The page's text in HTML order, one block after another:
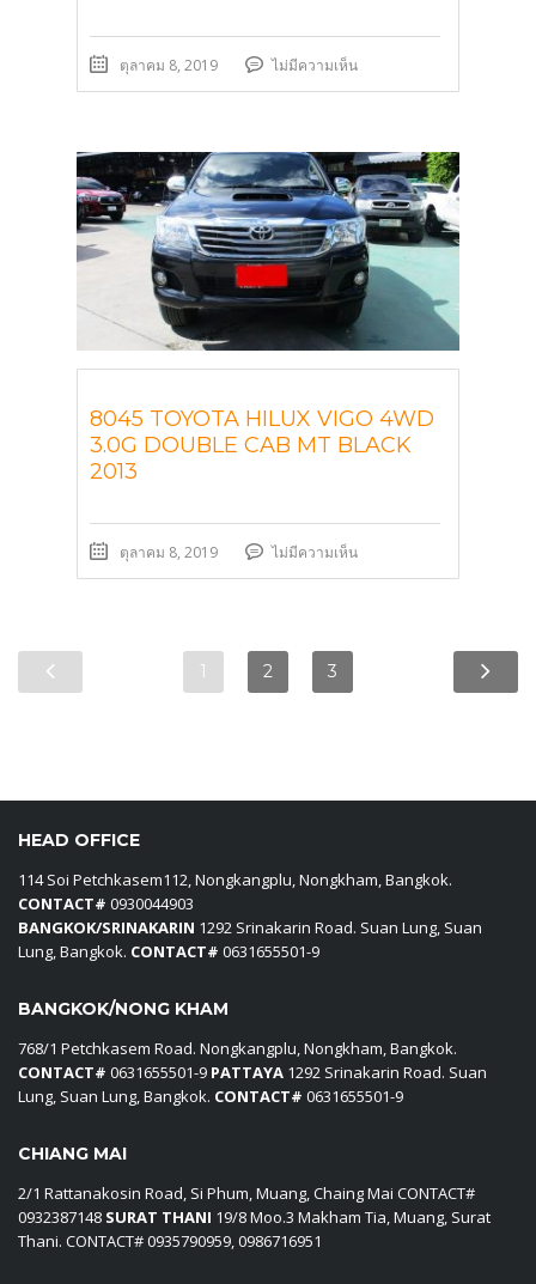
ตุลาคม 8, 2019 ไม่มีความเห็น
8045 TOYOTA HILUX VIGO 4WD
3.0G DOUBLE CAB MT BLACK
2013
ตุลาคม 8, 2019 ไม่มีความเห็น
1 2 3
HEAD OFFICE
114 Soi Petchkasem112, Nongkangplu, Nongkham, Bangkok.
CONTACT# 0930044903
BANGKOK/SRINAKARIN 1292 Srinakarin Road. Suan Lung, Suan
Lung, Bangkok. CONTACT# 0631655501-9
BANGKOK/NONG KHAM
768/1 Petchkasem Road. Nongkangplu, Nongkham, Bangkok.
CONTACT# 0631655501-9 PATTAYA 1292 Srinakarin Road. Suan
Lung, Suan Lung, Bangkok. CONTACT# 0631655501-9
CHIANG MAI
2/1 Rattanakosin Road, Si Phum, Muang, Chaing Mai CONTACT#
0932387148 SURAT THANI 19/8 Moo.3 Makham Tia, Muang, Surat
Thani. CONTACT# 0935790959, 0986716951